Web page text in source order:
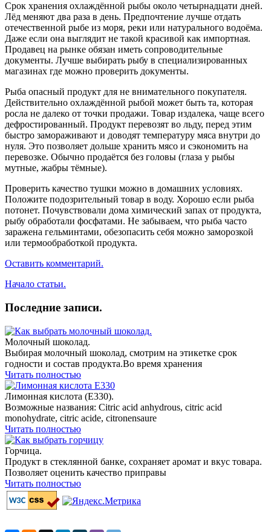
Срок хранения охлаждённой рыбы около четырнадцати дней.
Лёд меняют два раза в день. Предпочтение лучше отдать
отечественной рыбе из моря, реки или натурального водоёма.
Даже если она выглядит не такой красивой как импортная.
Продавец на рынке обязан иметь сопроводительные
документы. Лучше выбирать рыбу в специализированных
магазинах где можно проверить документы.
Рыба опасный продукт для не внимательного покупателя.
Действительно охлаждённой рыбой может быть та, которая
росла не далеко от точки продажи. Товар издалека, чаще всего
дефростированный. Продукт перевозят во льду, перед этим
быстро замораживают и доводят температуру мяса внутри до
нуля. Это позволяет дольше хранить мясо и сэкономить на
перевозке. Обычно продаётся без головы (глаза у рыбы
мутные, жабры тёмные).
Проверить качество тушки можно в домашних условиях.
Положите подозрительный товар в воду. Хорошо если рыба
потонет. Почувствовали дома химический запах от продукта,
рыбу обработали фосфатами. Не забываем, что рыба часто
заражена гельминтами, обезопасить себя можно заморозкой
или термообработкой продукта.
Оставить комментарий.
Начало статьи.
Последние записи.
Молочный шоколад.
Выбирая молочный шоколад, смотрим на этикетке срок
годности и состав продукта.Во время хранения
Читать полностью
Лимонная кислота (E330).
Возможные названия: Citric acid anhydrous, citric acid
monohydrate, citric acide, citronensaure
Читать полностью
Горчица.
Продукт в стеклянной банке, сохраняет аромат и вкус товара.
Позволяет оценить качество приправы
Читать полностью